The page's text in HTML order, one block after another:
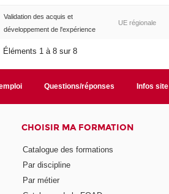
Validation des acquis et
développement de l'expérience
UE régionale
Éléments 1 à 8 sur 8
Questions/réponses Infos site
CHOISIR MA FORMATION
Catalogue des formations
Par discipline
Par métier